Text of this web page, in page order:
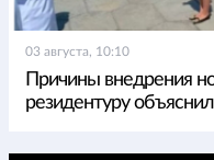
03 августа, 10:10
Причины внедрения
резидентуру